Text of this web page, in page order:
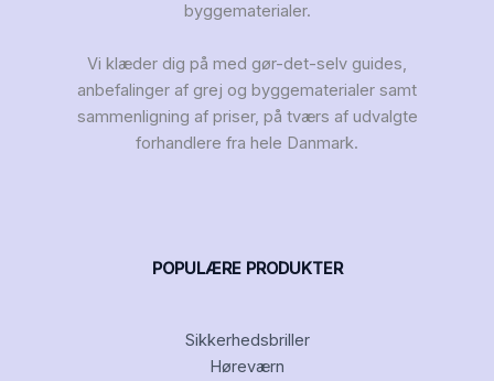
byggematerialer.
Vi klæder dig på med gør-det-selv guides,
anbefalinger af grej og byggematerialer samt
sammenligning af priser, på tværs af udvalgte
forhandlere fra hele Danmark.
POPULÆRE PRODUKTER
Sikkerhedsbriller
Høreværn